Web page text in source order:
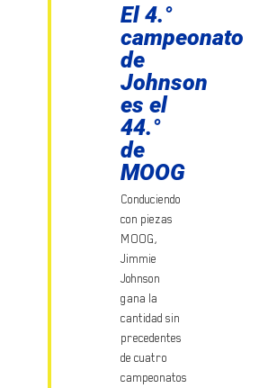
El 4.°
campeonato
de
Johnson
es el
44.°
de
MOOG
Conduciendo
con piezas
MOOG,
Jimmie
Johnson
gana la
cantidad sin
precedentes
de cuatro
campeonatos